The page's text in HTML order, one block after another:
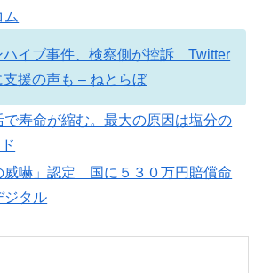
ム
ハイブ事件、検察側が控訴 Twitter
援の声も – ねとらぼ
寿命が縮む。最大の原因は塩分の
威嚇」認定 国に５３０万円賠償命
ジタル